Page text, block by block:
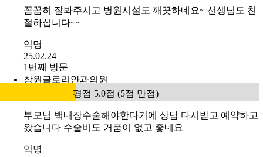
꼼꼼히 잘봐주시고 병원시설도 깨끗하네요~ 선생님도 친
절하십니다~~
익명
25.02.24
1번째 방문
창원글로리안과의원
평점 5.0점 (5점 만점)
부모님 백내장수술해야한다기에 상담 다시받고 예약하고
왔습니다 수술비도 거품이 없고 좋네요
익명